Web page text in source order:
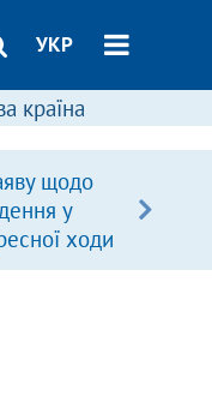
УКР
країна
щодо
у
ходи